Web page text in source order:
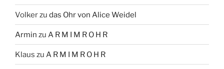
Volkerzu das Ohr von Alice Weidel
Armin zu A R M I M R O H R
Klaus zu A R M I M R O H R